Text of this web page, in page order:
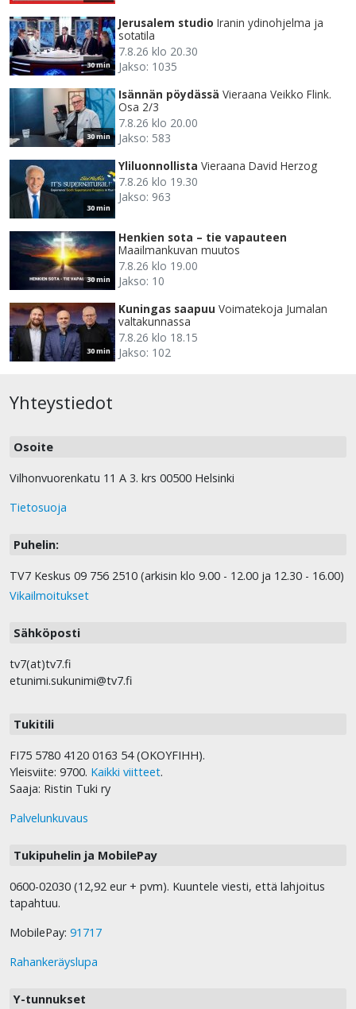
30 min
Jerusalem studio Iranin ydinohjelma ja
sotatila
7.8.26 klo 20.30
Jakso: 1035
30 min
Isännän pöydässä Vieraana Veikko Flink.
Osa 2/3
7.8.26 klo 20.00
Jakso: 583
30 min
Yliluonnollista Vieraana David Herzog
7.8.26 klo 19.30
Jakso: 963
30 min
Henkien sota – tie vapauteen
Maailmankuvan muutos
7.8.26 klo 19.00
Jakso: 10
30 min
Kuningas saapuu Voimatekoja Jumalan
valtakunnassa
7.8.26 klo 18.15
Jakso: 102
Yhteystiedot
Osoite
Vilhonvuorenkatu 11 A 3. krs 00500 Helsinki
Tietosuoja
Puhelin:
TV7 Keskus 09 756 2510 (arkisin klo 9.00 - 12.00 ja 12.30 - 16.00)
Vikailmoitukset
Sähköposti
tv7(at)tv7.fi
etunimi.sukunimi@tv7.fi
Tukitili
FI75 5780 4120 0163 54 (OKOYFIHH).
Yleisviite: 9700. Kaikki viitteet.
Saaja: Ristin Tuki ry
Palvelunkuvaus
Tukipuhelin ja MobilePay
0600-02030 (12,92 eur + pvm). Kuuntele viesti, että lahjoitus
tapahtuu.
MobilePay: 91717
Rahankeräyslupa
Y-tunnukset